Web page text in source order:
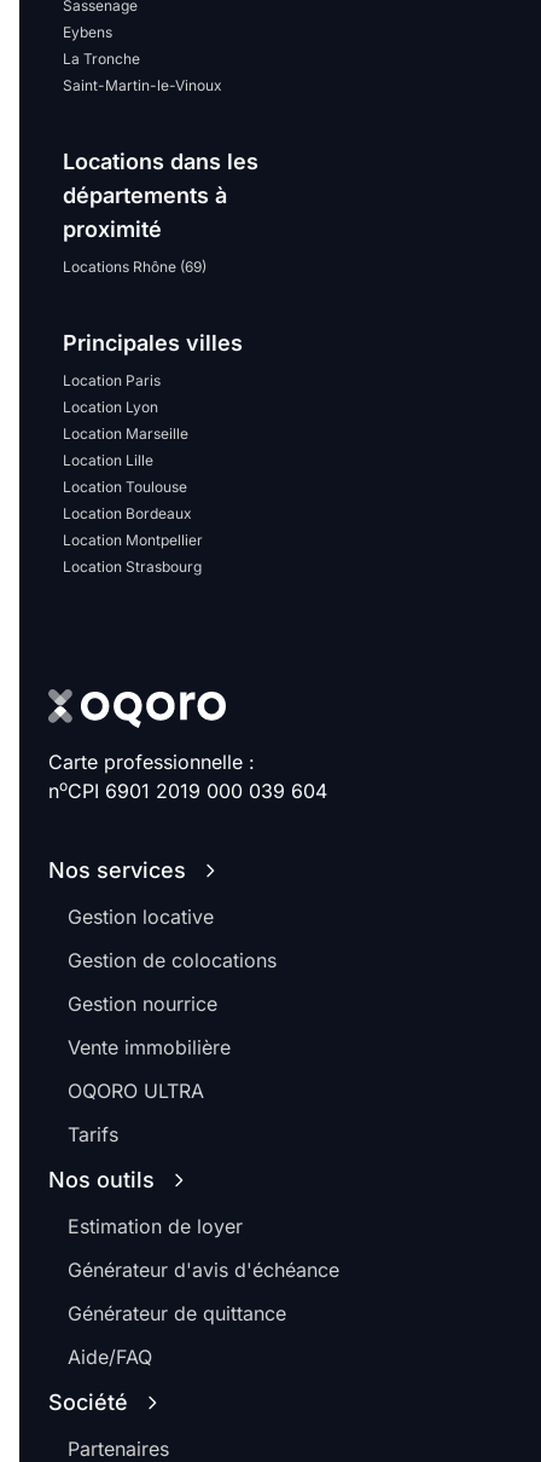
Sassenage
Eybens
La Tronche
Saint-Martin-le-Vinoux
Locations dans les
départements à
proximité
Locations Rhône (69)
Principales villes
Location Paris
Location Lyon
Location Marseille
Location Lille
Location Toulouse
Location Bordeaux
Location Montpellier
Location Strasbourg
Carte professionnelle :
noCPI 6901 2019 000 039 604
Nos services
Gestion locative
Gestion de colocations
Gestion nourrice
Vente immobilière
OQORO ULTRA
Tarifs
Nos outils
Estimation de loyer
Générateur d'avis d'échéance
Générateur de quittance
Aide/FAQ
Société
Partenaires